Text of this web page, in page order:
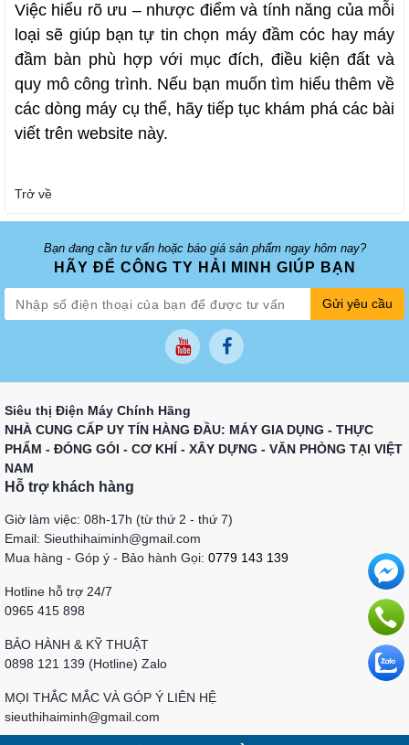
Việc hiểu rõ ưu – nhược điểm và tính năng của mỗi
loại sẽ giúp bạn tự tin chọn máy đầm cóc hay máy
đầm bàn phù hợp với mục đích, điều kiện đất và
quy mô công trình. Nếu bạn muốn tìm hiểu thêm về
các dòng máy cụ thể, hãy tiếp tục khám phá các bài
viết trên website này.
Trở về
Bạn đang cần tư vấn hoặc báo giá sản phẩm ngay hôm nay?
HÃY ĐỂ CÔNG TY HẢI MINH GIÚP BẠN
Gửi yêu cầu
Siêu thị Điện Máy Chính Hãng
NHÀ CUNG CẤP UY TÍN HÀNG ĐẦU: MÁY GIA DỤNG - THỰC
PHẨM - ĐÓNG GÓI - CƠ KHÍ - XÂY DỰNG - VĂN PHÒNG TẠI VIỆT
NAM
Hỗ trợ khách hàng
Giờ làm việc: 08h-17h (từ thứ 2 - thứ 7)
Email: Sieuthihaiminh@gmail.com
Mua hàng - Góp ý - Bảo hành Gọi: 0779 143 139
Hotline hỗ trợ 24/7
0965 415 898
BẢO HÀNH & KỸ THUẬT
0898 121 139 (Hotline) Zalo
MỌI THẮC MẮC VÀ GÓP Ý LIÊN HỆ
sieuthihaiminh@gmail.com